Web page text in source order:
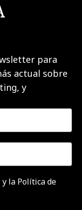
para
actual sobre
y
y la Política de